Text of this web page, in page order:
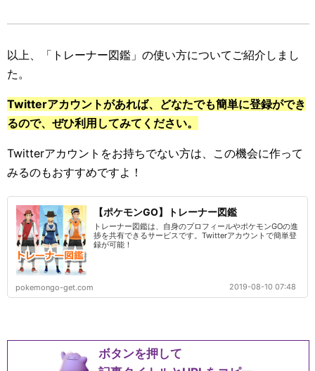
以上、「トレーナー図鑑」の使い方についてご紹介しまし
た。
Twitterアカウントがあれば、どなたでも簡単に登録ができ
るので、ぜひ利用してみてください。
Twitterアカウントをお持ちでない方は、この機会に作って
みるのもおすすめですよ！
【ポケモンGO】トレーナー図鑑
トレーナー図鑑は、自身のプロフィールやポケモンGOの進
捗を共有できるサービスです。Twitterアカウントで簡単登
録が可能！
pokemongo-get.com 2019-08-10 07:48
ボタンを押して